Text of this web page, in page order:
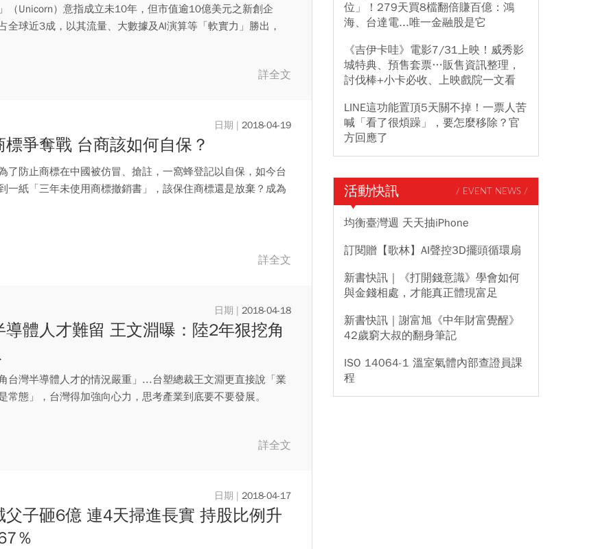
」（Unicorn）意指成立未10年，但市值逾10億美元之新創企
全球近3成，以其流量、大數據及AI演算等「軟實力」勝出，
詳全文
2018-04-19
標爭奪戰 台商該如何自保？
了防止商標在中國被仿冒、搶註，一窩蜂登記以自保，如今台
一紙「三年未使用商標撤銷書」，該保住商標還是放棄？成為
詳全文
2018-04-18
導體人才難留 王文淵曝：陸2年狠挖角
角台灣半導體人才的情況嚴重」...台塑總裁王文淵更直接說「業
常態」，台灣得加強向心力，思考產業到底要不要發展。
詳全文
2018-04-17
父子砸6億 連4天掃進長實 持股比例升
％
位」！279天買8檔翻倍賺百億：鴻
海、台達電...唯一金融股是它
《吉伊卡哇》電影7/31上映！威秀影
城特典、預售套票…販售資訊整理，
討伐棒+小卡必收、上映戲院一文看
LINE這功能置頂5天關不掉！一票人苦
喊「看了很煩躁」，要怎麼移除？官
方回應了
活動快訊 / EVENT NEWS /
均衡臺灣週 天天抽iPhone
訂閱贈【歌林】AI聲控3D擺頭循環扇
新書快訊｜《打開錢意識》學會如何
與金錢相處，才能真正體現富足
新書快訊｜謝富旭《中年財富覺醒》
42歲窮大叔的翻身筆記
ISO 14064-1 溫室氣體內部查證員課
程